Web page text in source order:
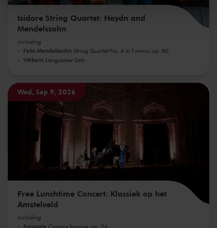
kunnen ontvangen en verwerken.
Isidore String Quartet: Haydn and
Mendelssohn
including
Felix Mendelssohn String Quartet No. 6 in f minor, op. 80
Webern Langsamer Satz
Wed, Sep 9, 2026
Free Lunchtime Concert: Klassiek op het
Amstelveld
including
Sarasate Caprice basque, op. 24